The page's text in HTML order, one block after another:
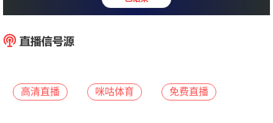
巴林U23 : 印度
高清直播 咪咕体育 免费直播